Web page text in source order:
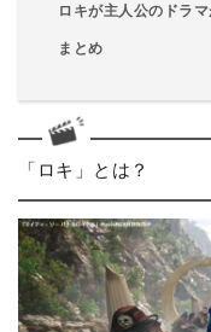
ロキが主人公のドラ
まとめ
「ロキ」とは？